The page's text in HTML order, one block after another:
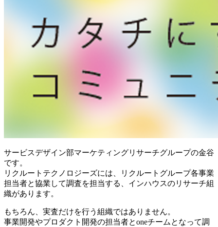
サービスデザイン部マーケティングリサーチグループの金谷
です。
リクルートテクノロジーズには、リクルートグループ各事業
担当者と協業して調査を担当する、インハウスのリサーチ組
織があります。
もちろん、実査だけを行う組織ではありません。
事業開発やプロダクト開発の担当者とoneチームとなって調